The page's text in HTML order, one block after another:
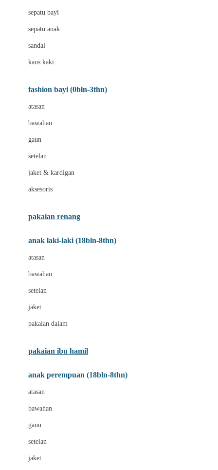
Bio Oil
Biolane
Bizzi Growin
Blooming Marvellous
Bravado
Buds Organics
Bugaboo
C
Cottonseeds
Crane
sepatu bayi
sepatu anak
sandal
kaus kaki
fashion bayi (0bln-3thn)
atasan
bawahan
gaun
setelan
jaket & kardigan
aksesoris
pakaian renang
anak laki-laki (18bln-8thn)
atasan
bawahan
setelan
jaket
pakaian dalam
pakaian ibu hamil
anak perempuan (18bln-8thn)
atasan
bawahan
gaun
setelan
jaket